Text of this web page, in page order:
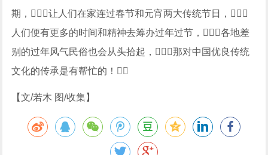
期，让人们在家连过春节和元宵两大传统节日，
人们便有更多的时间和精神去筹办过年过节，各地差
别的过年风气民俗也会从头拾起，那对中国优良传统
文化的传承是有帮忙的！
【文/若木 图/收集】